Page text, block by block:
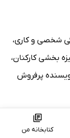
کتابخانه من
شخصی و کاری،
بخشی کارکنان،
پرفروش
موفقیت در